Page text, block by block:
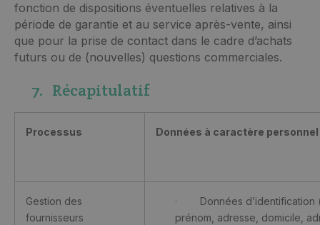
fonction de dispositions éventuelles relatives à la
période de garantie et au service après-vente, ainsi
que pour la prise de contact dans le cadre d’achats
futurs ou de (nouvelles) questions commerciales.
7. Récapitulatif
Processus Données à caractère personnel
Gestion des
fournisseurs
· Données d’identification
prénom, adresse, domicile,